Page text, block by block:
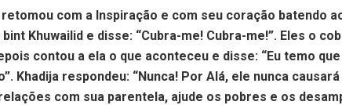
com a Inspiração e com seu coração batendo
Khuwailid e disse: “Cubra-me! Cubra-me!”. Eles o
contou a ela o que aconteceu e disse: “Eu temo
Khadija respondeu: “Nunca! Por Alá, ele nunca
com sua parentela, ajude os pobres e os